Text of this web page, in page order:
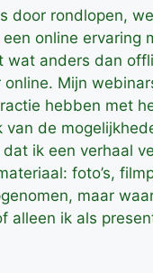
door rondlopen,
online ervaring
wat anders dan
Mijn
hebben met
van de
ik een verhaal
foto’s,
maar
alleen ik als